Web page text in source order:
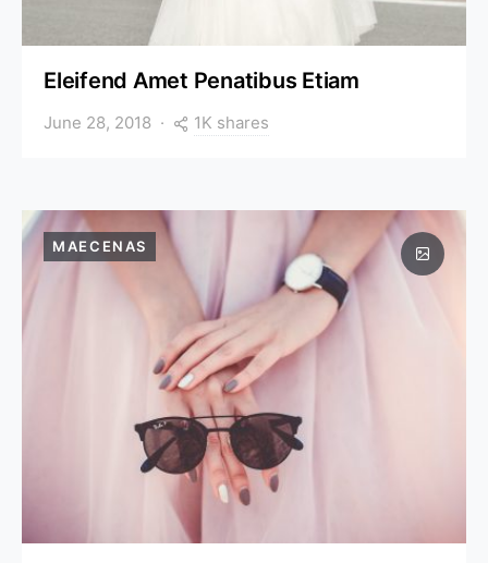
Eleifend Amet Penatibus Etiam
June 28, 2018 1K shares
MAECENAS